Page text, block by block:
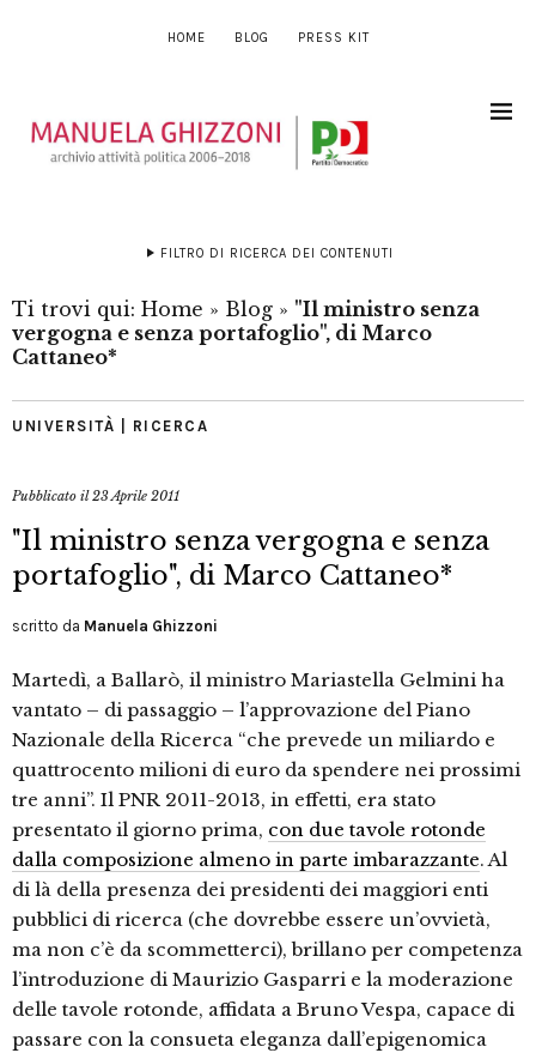
HOME BLOG PRESS KIT
FILTRO DI RICERCA DEI CONTENUTI
Ti trovi qui: Home » Blog » "Il ministro senza
vergogna e senza portafoglio", di Marco
Cattaneo*
UNIVERSITÀ | RICERCA
Pubblicato il23 Aprile 2011
"Il ministro senza vergogna e senza
portafoglio", di Marco Cattaneo*
scritto da Manuela Ghizzoni
Martedì, a Ballarò, il ministro Mariastella Gelmini ha
vantato – di passaggio – l’approvazione del Piano
Nazionale della Ricerca “che prevede un miliardo e
quattrocento milioni di euro da spendere nei prossimi
tre anni”. Il PNR 2011-2013, in effetti, era stato
presentato il giorno prima, con due tavole rotonde
dalla composizione almeno in parte imbarazzante. Al
di là della presenza dei presidenti dei maggiori enti
pubblici di ricerca (che dovrebbe essere un’ovvietà,
ma non c’è da scommetterci), brillano per competenza
l’introduzione di Maurizio Gasparri e la moderazione
delle tavole rotonde, affidata a Bruno Vespa, capace di
passare con la consueta eleganza dall’epigenomica